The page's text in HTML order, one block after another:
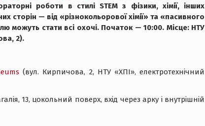
роботи в стилі STEM з фізики, хімії, інших
сторін — від «різнокольорової хімії» та «пасивного
можуть стати всі охочі. Початок — 10:00. Місце: НТУ
2).
(вул. Кирпичова, 2, НТУ «ХПІ», електротехнічний
13, цокольний поверх, вхід через арку і внутрішній